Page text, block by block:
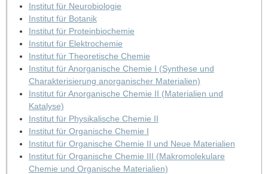
Institut für Neurobiologie
Institut für Botanik
Institut für Proteinbiochemie
Institut für Elektrochemie
Institut für Theoretische Chemie
Institut für Anorganische Chemie I (Synthese und
Charakterisierung anorganischer Materialien)
Institut für Anorganische Chemie II (Materialien und
Katalyse)
Institut für Physikalische Chemie II
Institut für Organische Chemie I
Institut für Organische Chemie II und Neue Materialien
Institut für Organische Chemie III (Makromolekulare
Chemie und Organische Materialien)